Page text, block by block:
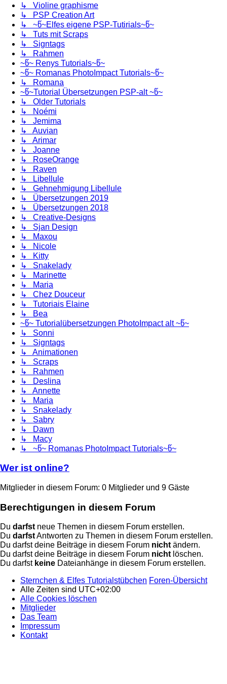
↳ Violine graphisme
↳ PSP Creation Art
↳ ~წ~Elfes eigene PSP-Tutirials~წ~
↳ Tuts mit Scraps
↳ Signtags
↳ Rahmen
~წ~ Renys Tutorials~წ~
~წ~ Romanas PhotoImpact Tutorials~წ~
↳ Romana
~წ~Tutorial Übersetzungen PSP-alt ~წ~
↳ Older Tutorials
↳ Noémi
↳ Jemima
↳ Auvian
↳ Arimar
↳ Joanne
↳ RoseOrange
↳ Raven
↳ Libellule
↳ Gehnehmigung Libellule
↳ Übersetzungen 2019
↳ Übersetzungen 2018
↳ Creative-Designs
↳ Sjan Design
↳ Maxou
↳ Nicole
↳ Kitty
↳ Snakelady
↳ Marinette
↳ Maria
↳ Chez Douceur
↳ Tutoriais Elaine
↳ Bea
~წ~ Tutorialübersetzungen PhotoImpact alt ~წ~
↳ Sonni
↳ Signtags
↳ Animationen
↳ Scraps
↳ Rahmen
↳ Deslina
↳ Annette
↳ Maria
↳ Snakelady
↳ Sabry
↳ Dawn
↳ Macy
↳ ~წ~ Romanas PhotoImpact Tutorials~წ~
Wer ist online?
Mitglieder in diesem Forum: 0 Mitglieder und 9 Gäste
Berechtigungen in diesem Forum
Du darfstneue Themen in diesem Forum erstellen.
Du darfstAntworten zu Themen in diesem Forum erstellen.
Du darfst deine Beiträge in diesem Forum nichtändern.
Du darfst deine Beiträge in diesem Forum nichtlöschen.
Du darfst keine Dateianhänge in diesem Forum erstellen.
Sternchen & Elfes Tutorialstübchen Foren-Übersicht
Alle Zeiten sind UTC+02:00
Alle Cookies löschen
Mitglieder
Das Team
Impressum
Kontakt